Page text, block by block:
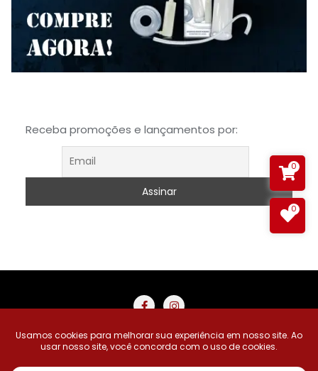
Receba promoções e lançamentos por:
Buscar Produtos Carrinho
Minha Conta
Meus Desejos
0
0